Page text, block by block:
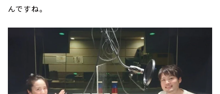
んですね。